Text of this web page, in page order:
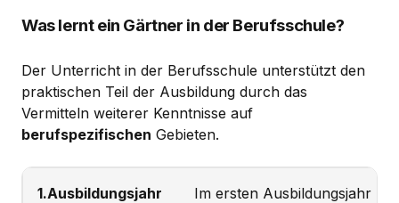
Was lernt ein Gärtner in der Berufsschule?
Der Unterricht in der Berufsschule unterstützt den
praktischen Teil der Ausbildung durch das
Vermitteln weiterer Kenntnisse auf
berufspezifischen Gebieten.
1.Ausbildungsjahr Im ersten Ausbildungsjahr